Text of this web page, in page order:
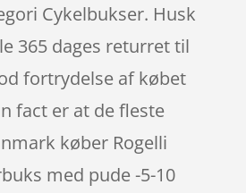
Cykelbukser. Husk
365 dages returret til
fortrydelse af købet
fact er at de fleste
køber Rogelli
med pude -5-10